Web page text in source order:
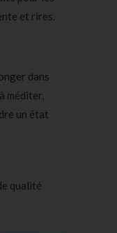
et rires.
dans
méditer,
un état
qualité